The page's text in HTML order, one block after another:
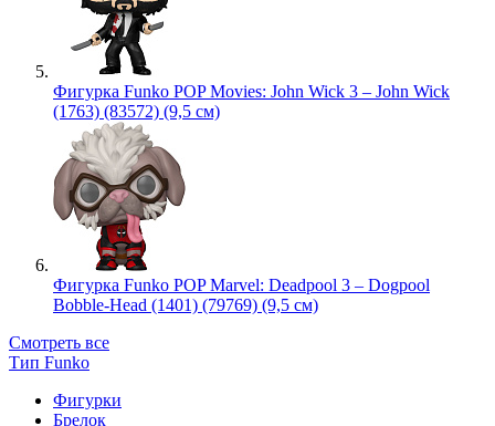
Фигурка Funko POP Movies: John Wick 3 – John Wick
(1763) (83572) (9,5 см)
Фигурка Funko POP Marvel: Deadpool 3 – Dogpool
Bobble-Head (1401) (79769) (9,5 см)
Смотреть все
Тип Funko
Фигурки
Брелок